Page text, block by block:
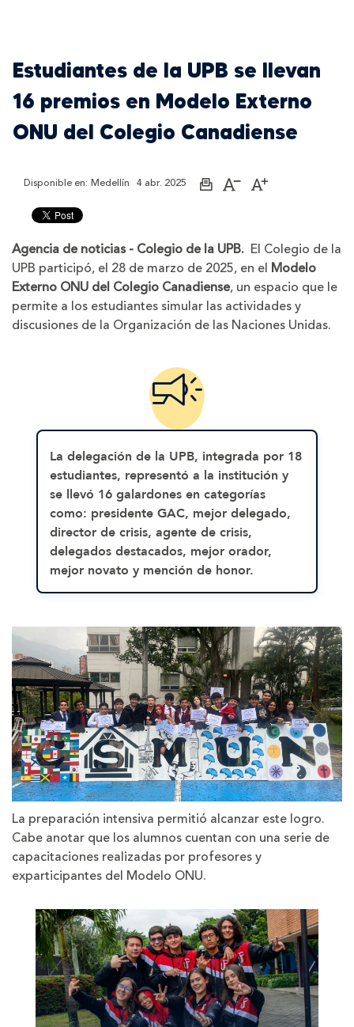
Estudiantes de la UPB se llevan
16 premios en Modelo Externo
ONU del Colegio Canadiense
Disponible en: Medellín 4 abr. 2025
ImprimirAumentar
letra
Disminuir
letra
Agencia de noticias - Colegio de la UPB. El Colegio de la
UPB participó, el 28 de marzo de 2025, en el Modelo
Externo ONU del Colegio Canadiense, un espacio que le
permite a los estudiantes simular las actividades y
discusiones de la Organización de las Naciones Unidas.
La delegación de la UPB, integrada por 18
estudiantes, representó a la institución y
se llevó 16 galardonesen categorías
como: presidente GAC, mejor delegado,
director de crisis, agente de crisis,
delegados destacados, mejor orador,
mejor novato y mención de honor.
La preparación intensiva permitió alcanzar este logro.
Cabe anotar que los alumnos cuentan con una serie de
capacitaciones realizadas por profesores y
exparticipantes del Modelo ONU.